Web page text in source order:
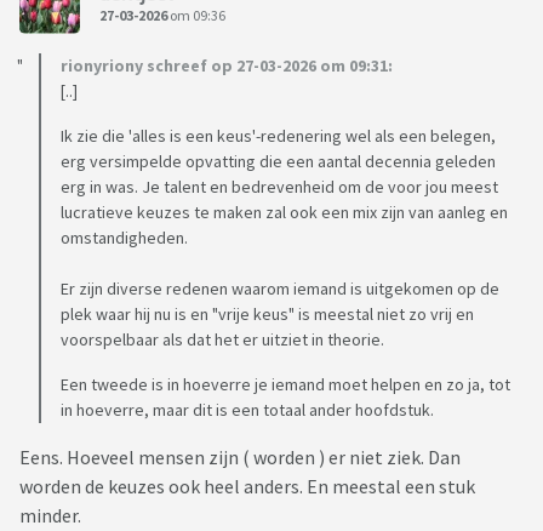
27-03-2026om 09:36
rionyriony schreef op 27-03-2026 om 09:31:
[..]
Ik zie die 'alles is een keus'-redenering wel als een belegen,
erg versimpelde opvatting die een aantal decennia geleden
erg in was. Je talent en bedrevenheid om de voor jou meest
lucratieve keuzes te maken zal ook een mix zijn van aanleg en
omstandigheden.
Er zijn diverse redenen waarom iemand is uitgekomen op de
plek waar hij nu is en "vrije keus" is meestal niet zo vrij en
voorspelbaar als dat het er uitziet in theorie.
Een tweede is in hoeverre je iemand moet helpen en zo ja, tot
in hoeverre, maar dit is een totaal ander hoofdstuk.
Eens. Hoeveel mensen zijn ( worden ) er niet ziek. Dan
worden de keuzes ook heel anders. En meestal een stuk
minder.